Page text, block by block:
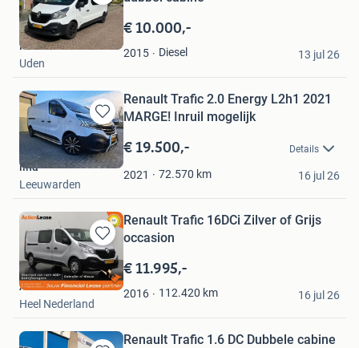
Bewaren
in
Mijn
Favorieten
€ 10.000,-
2015 Diesel
Mike
Uden
13 jul 26
Bewaren
in
Mijn
Favorieten
Renault Trafic 2.0 Energy L2h1 2021
MARGE! Inruil mogelijk
€ 19.500,- Details
2021 72.570 km
lina
Leeuwarden
16 jul 26
Bewaren
in
Mijn
Favorieten
Renault Trafic 16DCi Zilver of Grijs
occasion
€ 11.995,-
2016 112.420 km
Action Lease
Heel Nederland
16 jul 26
Renault Trafic 1.6 DC Dubbele cabine